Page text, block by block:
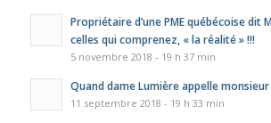
Propriétaire d’une PME québécoise dit
celles qui comprenez, « la réalité » !!!
5 novembre 2018 - 19 h 37 min
Quand dame Lumière appelle monsieur
11 septembre 2018 - 19 h 33 min